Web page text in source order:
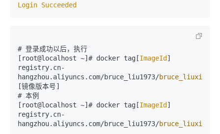
Login Succeeded
# 登录成功以后，执行
[root@localhost ~]# docker tag[ImageId ]
registry. cn-
hangzhou. aliyuncs . com/bruce_liu1973/
[镜像版本号]
# 本例
[root@localhost ~]# docker tag[ImageId ]
registry. cn-
hangzhou. aliyuncs . com/bruce_liu1973/